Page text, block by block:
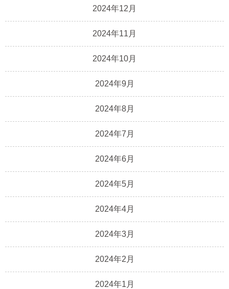
2024年12月
2024年11月
2024年10月
2024年9月
2024年8月
2024年7月
2024年6月
2024年5月
2024年4月
2024年3月
2024年2月
2024年1月